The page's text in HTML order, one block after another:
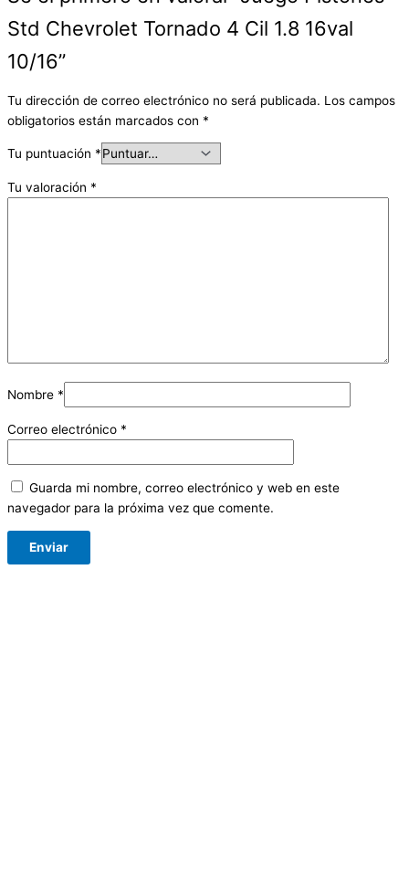
Std Chevrolet Tornado 4 Cil 1.8 16val
10/16”
Tu dirección de correo electrónico no será publicada. Los campos
obligatorios están marcados con *
Tu puntuación *
Tu valoración *
Nombre *
Correo electrónico *
Guarda mi nombre, correo electrónico y web en este
navegador para la próxima vez que comente.